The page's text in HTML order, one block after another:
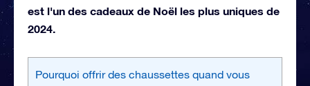
est l'un des cadeaux de Noël les plus uniques de
2024.
Pourquoi offrir des chaussettes quand vous